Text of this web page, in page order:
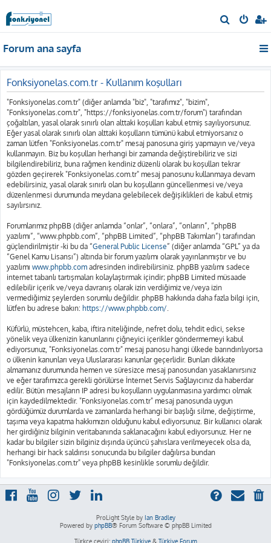
r
Forum ana sayfa
Fonksiyonelas.com.tr - Kullanım koşulları
"Fonksiyonelas.com.tr" (diğer anlamda "biz", "tarafımız", "bizim",
"Fonksiyonelas.com.tr", "https://fonksiyonelas.com.tr/forum") tarafından
çoğaltılan, yasal olarak sınırlı olan alttaki koşulları kabul etmiş sayılıyorsunuz.
Eğer yasal olarak sınırlı olan alttaki koşulların tümünü kabul etmiyorsanız o
zaman lütfen "Fonksiyonelas.com.tr" mesaj panosuna giriş yapmayın ve/veya
kullanmayın. Biz bu koşulları herhangi bir zamanda değiştirebiliriz ve sizi
bilgilendirebiliriz, buna rağmen kendiniz düzenli olarak bu koşulları tekrar
gözden geçirerek "Fonksiyonelas.com.tr" mesaj panosunu kullanmaya devam
edebilirsiniz, yasal olarak sınırlı olan bu koşulların güncellenmesi ve/veya
düzenlenmesi durumunda meydana gelebilecek değişiklikleri de kabul etmiş
sayılırsınız.
Forumlarımız phpBB (diğer anlamda “onlar”, “onlara”, “onların”, “phpBB
yazılımı”, “www.phpbb.com”, “phpBB Limited”, “phpBB Takımları”) tarafından
güçlendirilmiştir -ki bu da “General Public License” (diğer anlamda “GPL” ya da
“Genel Kamu Lisansı”) altında bir forum yazılımı olarak yayınlanmıştır ve bu
yazılımı www.phpbb.com adresinden indirebilirsiniz. phpBB yazılımı sadece
internet tabanlı tartışmaları kolaylaştırmak içindir; phpBB Limited müsaade
edilebilir içerik ve/veya davranış olarak izin verdiğimiz ve/veya izin
vermediğimiz şeylerden sorumlu değildir. phpBB hakkında daha fazla bilgi için,
lütfen bu adrese bakın: https://www.phpbb.com/.
Küfürlü, müstehcen, kaba, iftira niteliğinde, nefret dolu, tehdit edici, sekse
yönelik veya ülkenizin kanunlarını çiğneyici içerikler göndermemeyi kabul
ediyorsunuz, "Fonksiyonelas.com.tr" mesaj panosu hangi ülkede barındırılıyorsa
o ülkenin kanunları veya Uluslararası kanunlar geçerlidir. Bunları dikkate
almamanız durumunda hemen ve süresizce mesaj panosundan yasaklanırsınız
ve eğer tarafımızca gerekli görülürse İnternet Servis Sağlayıcınız da haberdar
edilir. Bütün mesajların IP adresi bu koşulların uygulanmasına yardımcı olmak
için kaydedilmektedir. "Fonksiyonelas.com.tr" mesaj panosunda uygun
gördüğümüz durumlarda ve zamanlarda herhangi bir başlığı silme, değiştirme,
taşıma veya kapatma hakkımızın olduğunu kabul ediyorsunuz. Bir kullanıcı olarak
her girdiğiniz bilginin veritabanında saklanacağını kabul ediyorsunuz. Her ne
kadar bu bilgiler sizin bilginiz dışında üçüncü şahıslara verilmeyecek olsa da,
herhangi bir hack saldırısı sonucunda bu bilgiler dağılırsa bundan
"Fonksiyonelas.com.tr" veya phpBB kesinlikle sorumlu değildir.
ProLight Style by Ian Bradley
Powered by phpBB® Forum Software © phpBB Limited
Türkçe çeviri: phpBB Türkiye& Türkiye Forum